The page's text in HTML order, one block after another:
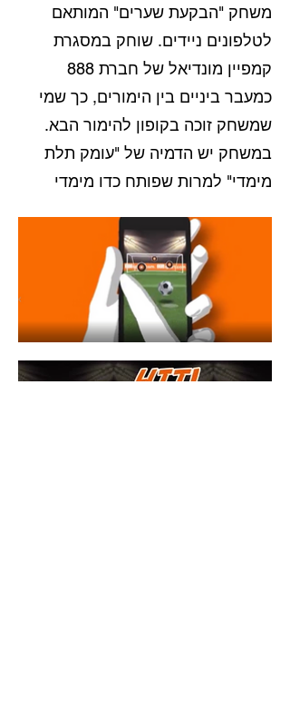
משחק "הבקעת שערים" המותאם
לטלפונים ניידים. שוחק במסגרת
קמפיין מונדיאל של חברת 888
כמעבר ביניים בין הימורים, כך שמי
שמשחק זוכה בקופון להימור הבא.
במשחק יש הדמיה של "עומק תלת
מימדי" למרות שפותח כדו מימדי